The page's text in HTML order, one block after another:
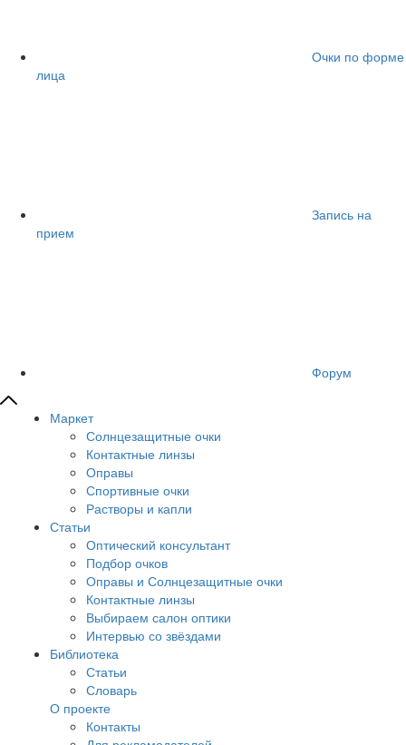
Очки по форме
лица
Запись на
прием
Форум
Маркет
Солнцезащитные очки
Контактные линзы
Оправы
Спортивные очки
Растворы и капли
Статьи
Оптический консультант
Подбор очков
Оправы и Солнцезащитные очки
Контактные линзы
Выбираем салон оптики
Интервью со звёздами
Библиотека
Статьи
Словарь
О проекте
Контакты